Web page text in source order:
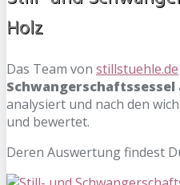
Holz
Das Team von stillstuehle.de
Schwangerschaftssessel
analysiert und nach den
und bewertet.
Deren Auswertung findest